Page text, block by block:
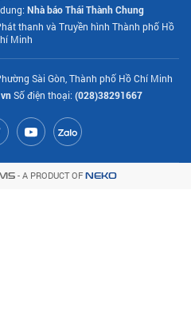
Nhà báo Thái Thành Chung
thanh và Truyền hình Thành phố Hồ
Minh
Sài Gòn, Thành phố Hồ Chí Minh
Số điện thoại: (028)38291667
- A PRODUCT OF NEKO